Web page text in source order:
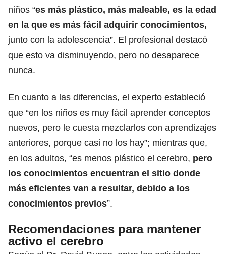
niños “es más plástico, más maleable, es la edad
en la que es más fácil adquirir conocimientos,
junto con la adolescencia”. El profesional destacó
que esto va disminuyendo, pero no desaparece
nunca.
En cuanto a las diferencias, el experto estableció
que “en los niños es muy fácil aprender conceptos
nuevos, pero le cuesta mezclarlos con aprendizajes
anteriores, porque casi no los hay”; mientras que,
en los adultos, “es menos plástico el cerebro, pero
los conocimientos encuentran el sitio donde
más eficientes van a resultar, debido a los
conocimientos previos”.
Recomendaciones para mantener
activo el cerebro